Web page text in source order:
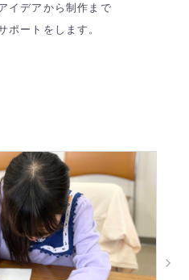
イデアから制作まで
ポートをします。